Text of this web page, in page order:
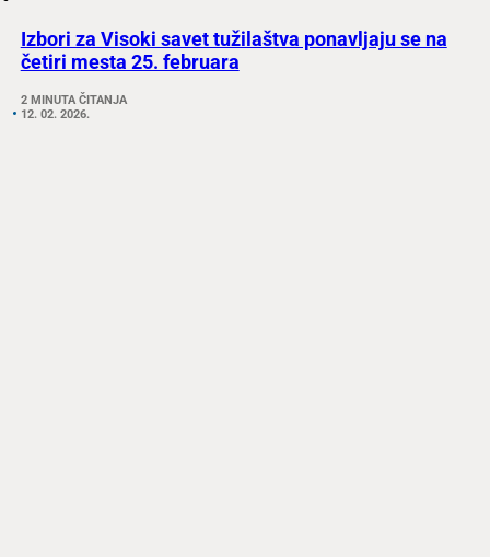
Izbori za Visoki savet tužilaštva ponavljaju se na
četiri mesta 25. februara
2 MINUTA ČITANJA
12. 02. 2026.